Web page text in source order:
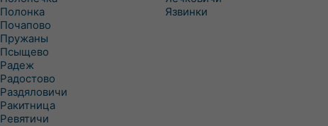
Полонка
Почапово
Пружаны
Псыщево
Радеж
Радостово
Раздяловичи
Ракитница
Ревятичи
Язвинки